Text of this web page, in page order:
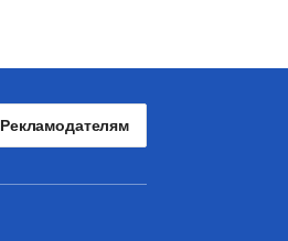
Рекламодателям